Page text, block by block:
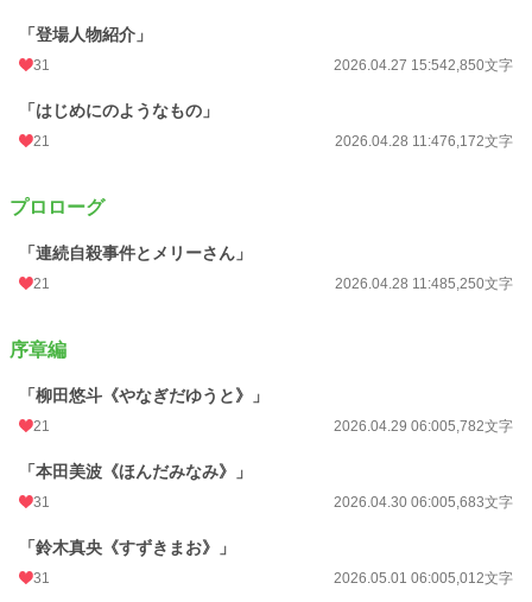
現代文学 119 位 / 9,625 件
更新日時
初回公開日時 2026.04.27 13:29
週間ポイント
年間ポイント
累計ポイント 30,281 pt (57,982 位)
「登場人物紹介」
31 2026.04.27 15:542,850文字
「はじめにのようなもの」
21 2026.04.28 11:476,172文字
プロローグ
「連続自殺事件とメリーさん」
21 2026.04.28 11:485,250文字
序章編
「柳田悠斗《やなぎだゆうと》」
21 2026.04.29 06:005,782文字
「本田美波《ほんだみなみ》」
31 2026.04.30 06:005,683文字
「鈴木真央《すずきまお》」
31 2026.05.01 06:005,012文字